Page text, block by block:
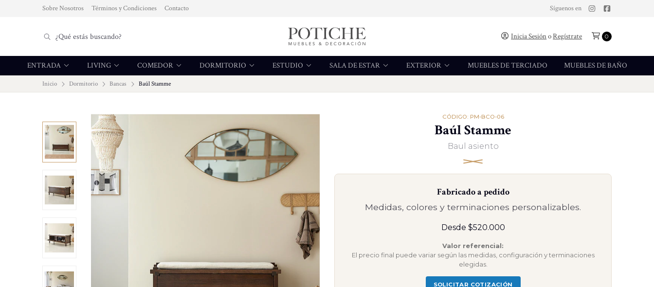
Sobre Nosotros Términos y Condiciones Contacto Síguenos en
Inicia SesiónoRegístrate 0
ENTRADA LIVING COMEDOR DORMITORIO ESTUDIO SALA DE ESTAR EXTERIOR MUEBLES DE TERCIADO MUEBLES DE BAÑO
Inicio Dormitorio Bancas Baúl Stamme
CÓDIGO: PM-BCO-06
Baúl Stamme
Baul asiento
Fabricado a pedido
Medidas, colores y terminaciones personalizables.
Desde $520.000
Valor referencial:
El precio final puede variar según las medidas, configuración y terminaciones
elegidas.
SOLICITAR COTIZACIÓN